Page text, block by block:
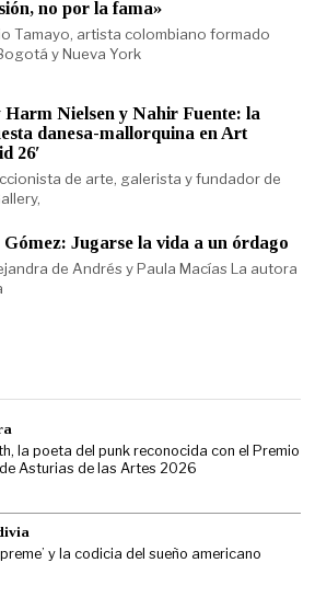
no por la fama»
Tamayo, artista colombiano formado
y Nueva York
Nielsen y Nahir Fuente: la
danesa-mallorquina en Art
26′
de arte, galerista y fundador de
Gómez: Jugarse la vida a un órdago
de Andrés y Paula Macías La autora
la poeta del punk reconocida con el Premio
Asturias de las Artes 2026
y la codicia del sueño americano